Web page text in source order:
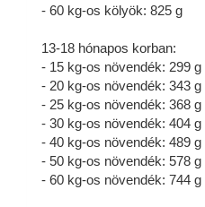
- 60 kg-os kölyök: 825 g
13-18 hónapos korban:
- 15 kg-os növendék: 299 g
- 20 kg-os növendék: 343 g
- 25 kg-os növendék: 368 g
- 30 kg-os növendék: 404 g
- 40 kg-os növendék: 489 g
- 50 kg-os növendék: 578 g
- 60 kg-os növendék: 744 g